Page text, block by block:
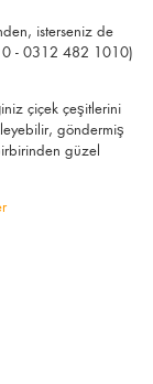
isterseniz de
- 0312 482 1010)
çiçek çeşitlerini
göndermiş
güzel